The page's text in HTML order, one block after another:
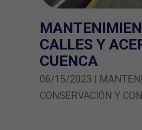
CALLES Y
CUENCA
06/15/2023 |
CONSERVACIÓN Y